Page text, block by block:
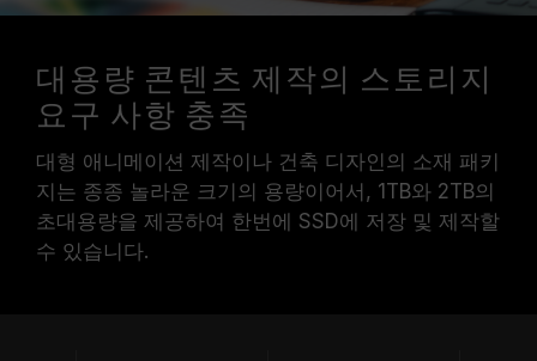
대용량 콘텐츠 제작의 스토리지
요구 사항 충족
대형 애니메이션 제작이나 건축 디자인의 소재 패키
지는 종종 놀라운 크기의 용량이어서, 1TB와 2TB의
초대용량을 제공하여 한번에 SSD에 저장 및 제작할
수 있습니다.